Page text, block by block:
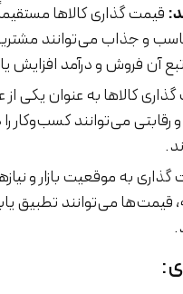
قیمت گذاری کالاها
و جذاب می‌توانند
آن فروش و درآمد افزایش
کالاها به عنوان یکی
می‌توانند کسب‌وکار را
گذاری به موقعیت بازار و
قیمت‌ها می‌توانند تطبیق